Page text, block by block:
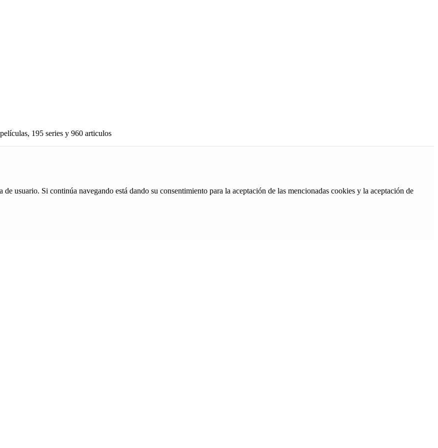
195 series y 960 articulos
usuario. Si continúa navegando está dando su consentimiento para la aceptación de las mencionadas cookies y la aceptación de